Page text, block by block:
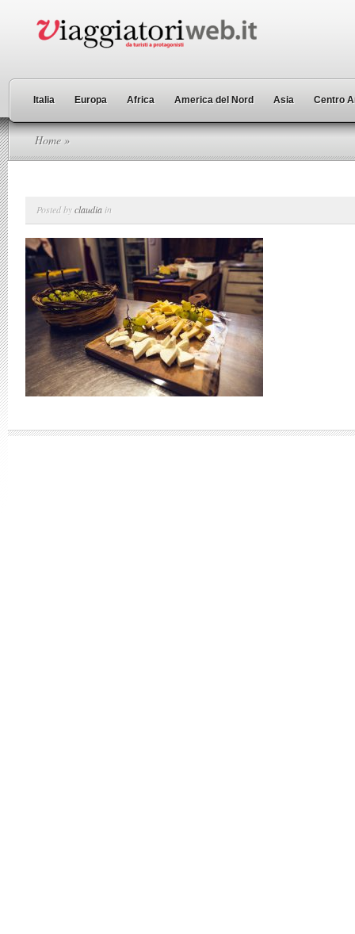
Italia Europa Africa America del Nord Asia Centro
Home »
Posted byclaudia in